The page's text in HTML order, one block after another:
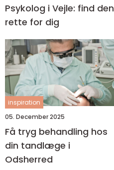
Psykolog i Vejle: find den
rette for dig
inspiration
05. December 2025
Få tryg behandling hos
din tandlæge i
Odsherred